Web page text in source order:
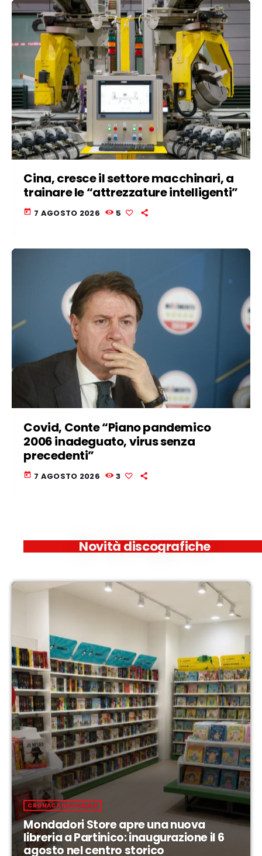
Cina, cresce il settore macchinari, a
trainare le “attrezzature intelligenti”
today 7 AGOSTO 2026 5
Covid, Conte “Piano pandemico
2006 inadeguato, virus senza
precedenti”
today 7 AGOSTO 2026 3
Novità discografiche
CRONACA NAZIONALE
Mondadori Store apre una nuova
libreria a Partinico: inaugurazione il 6
agosto nel centro storico